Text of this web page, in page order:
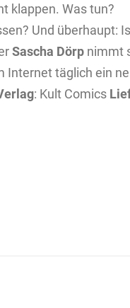
klappen. Was tun?
Und überhaupt:
Sascha Dörpnimmt
Internet täglich ein
: Kult Comics